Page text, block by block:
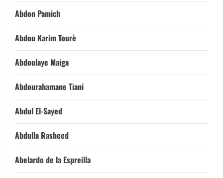
Abdon Pamich
Abdou Karim Tourè
Abdoulaye Maiga
Abdourahamane Tiani
Abdul El-Sayed
Abdulla Rasheed
Abelardo de la Espreilla